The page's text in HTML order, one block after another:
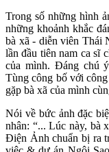
Trong số những hình
những khoảnh khắc
bà xã - diễn viên Thái
lần đầu tiên nam ca sĩ
của mình. Đáng chú
Tùng công bố với
gặp bà xã của mình
Nói về bức ảnh đặc
nhân: “... Lúc này, bà
Điện Ảnh chuẩn bị ra